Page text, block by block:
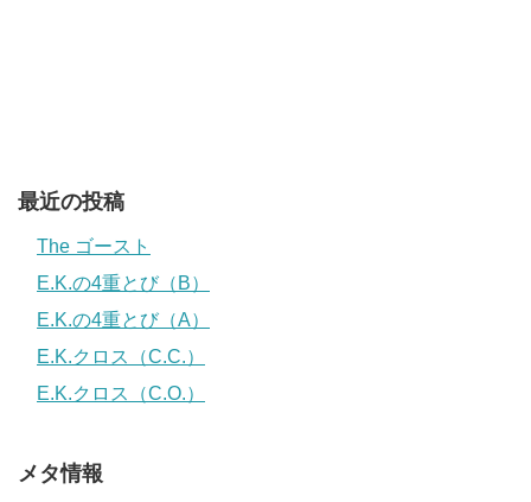
最近の投稿
The ゴースト
E.K.の4重とび（B）
E.K.の4重とび（A）
E.K.クロス（C.C.）
E.K.クロス（C.O.）
メタ情報